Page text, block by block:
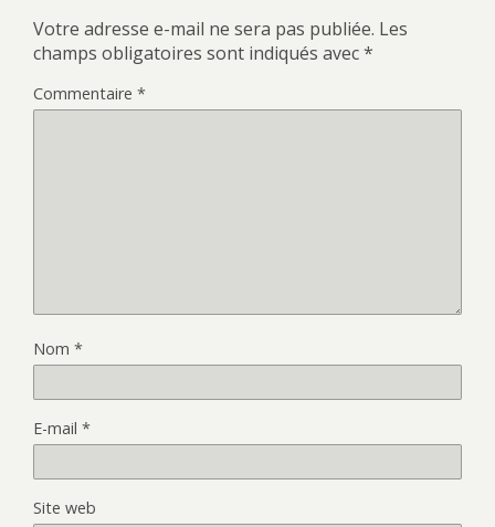
Votre adresse e-mail ne sera pas publiée. Les
champs obligatoires sont indiqués avec*
Commentaire *
Nom *
E-mail *
Site web